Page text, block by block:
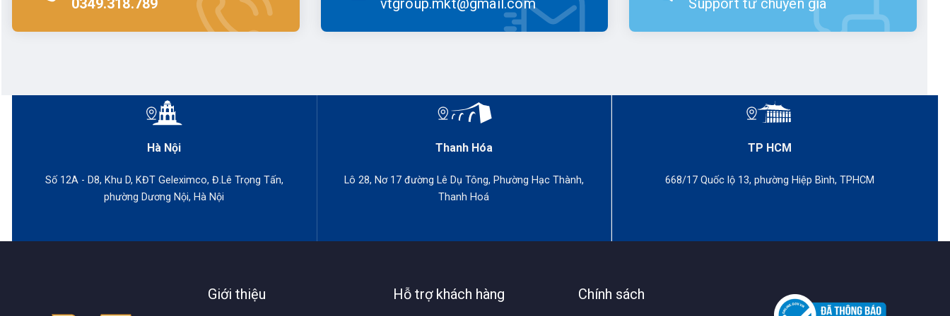
Hiển thị số liệu: Kết quả đo đạc thường hiển thị trên màn hình LCD.
Kết nối Bluetooth: Một số máy có khả năng kết nối Bluetooth để truyền dữ liệu đo đạc đến các thiết bị khác như
thực hiện các công việc đo đạc và xây dựng.
0349.318.789 vtgroup.mkt@gmail.com Support từ chuyên gia
Hà Nội
Số 12A - D8, Khu D, KĐT Geleximco, Đ.Lê Trọng Tấn,
phường Dương Nội, Hà Nội
Thanh Hóa
Lô 28, Nơ 17 đường Lê Dụ Tông, Phường Hạc Thành,
Thanh Hoá
TP HCM
668/17 Quốc lộ 13, phường Hiệp Bình, TPHCM
Giới thiệu Hỗ trợ khách hàng Chính sách